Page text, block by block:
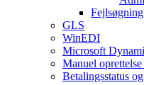
Fejlsøgning
GLS
WinEDI
Microsoft
Manuel
Betalingsstatus